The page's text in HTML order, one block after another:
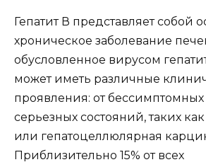
Гепатит В представляет собой
хроническое заболевание
обусловленное вирусом
может иметь различные
проявления: от
серьезных состояний, таких
или гепатоцеллюлярная
Приблизительно 15% от всех